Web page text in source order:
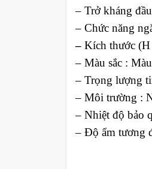
– Trở kháng
– Chức năng
–Kích thước (H
– Màu sắc :
– Trọng lượng
– Môi trường :
– Nhiệt độ bảo
– Độ ẩm tương